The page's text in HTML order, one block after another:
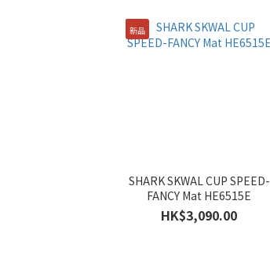
新品
SHARK SKWAL CUP SPEED-
FANCY Mat HE6515E
HK$3,090.00